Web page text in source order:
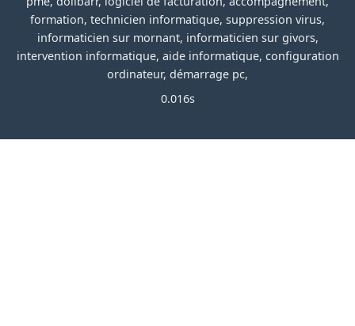
formation, technicien informatique, suppression virus,
informaticien sur mornant, informaticien sur givors,
intervention informatique, aide informatique, configuration
ordinateur, démarrage pc,
0.016s